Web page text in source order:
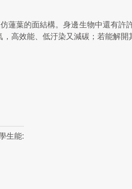
蓮葉的面結構。身邊生物中還有許
高效能、低汙染又減碳；若能解開
生能: